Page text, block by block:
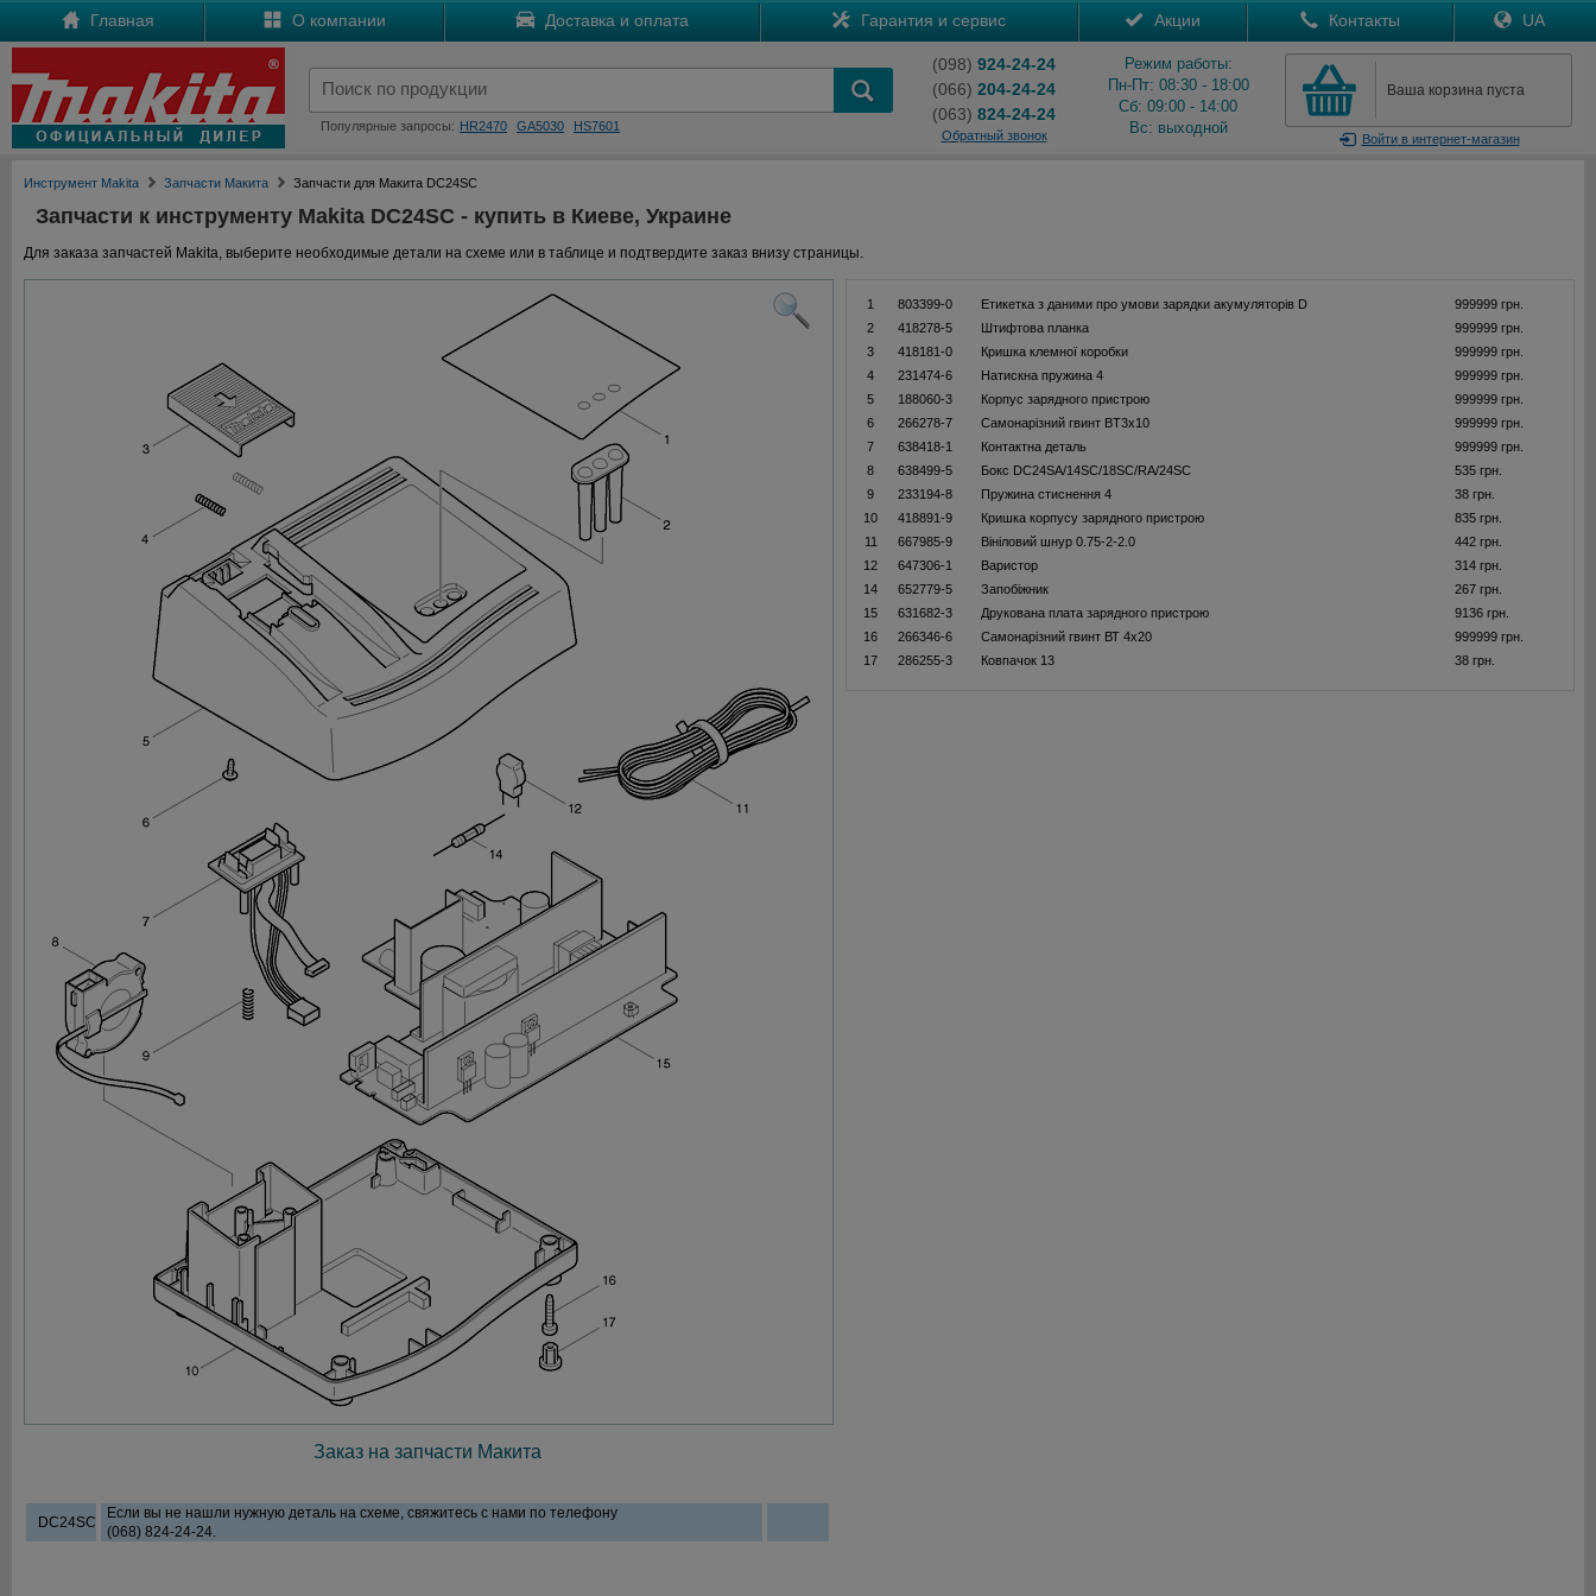
Главная О компании Доставка и оплата Гарантия и сервис Акции Контакты UA
Популярные запросы: HR2470 GA5030 HS7601
(098) 924-24-24
(066) 204-24-24
(063) 824-24-24
Обратный звонок
Режим работы:
Пн-Пт: 08:30 - 18:00
Сб: 09:00 - 14:00
Вс: выходной
Ваша корзина пуста
Войтив интернет-магазин
Инструмент Makita Запчасти Макита Запчасти для Макита DC24SC
Запчасти к инструменту Makita DC24SC - купить в Киеве, Украине
Для заказа запчастей Makita, выберите необходимые детали на схеме или в таблице и подтвердите заказ внизу страницы.
Заказ на запчасти Макита
DC24SC
Если вы не нашли нужную деталь на схеме, свяжитесь с нами по телефону
(068) 824-24-24.
1 803399-0 Етикетка з даними про умови зарядки акумуляторів D
999999 грн.
2
418278-5 Штифтова планка
999999 грн.
3
418181-0 Кришка клемної коробки
999999 грн.
4
231474-6 Натискна пружина 4
999999 грн.
5
188060-3 Корпус зарядного пристрою
999999 грн.
6
266278-7 Самонарізний гвинт BT3x10
999999 грн.
7
638418-1 Контактна деталь
999999 грн.
8
638499-5 Бокс DC24SA/14SC/18SC/RA/24SC
535 грн.
9
233194-8 Пружина стиснення 4
38 грн.
10
418891-9 Кришка корпусу зарядного пристрою
835 грн.
11
667985-9 Вініловий шнур 0.75-2-2.0
442 грн.
12
647306-1 Варистор
314 грн.
14
652779-5 Запобіжник
267 грн.
15
631682-3 Друкована плата зарядного пристрою
9136 грн.
16
266346-6 Самонарізний гвинт ВТ 4x20
999999 грн.
17
286255-3 Ковпачок 13 38 грн.